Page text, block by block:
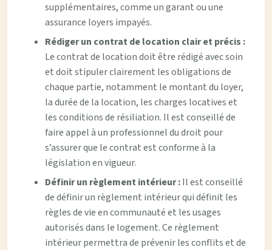
supplémentaires, comme un garant ou une
assurance loyers impayés.
Rédiger un contrat de location clair et précis :
Le contrat de location doit être rédigé avec soin
et doit stipuler clairement les obligations de
chaque partie, notamment le montant du loyer,
la durée de la location, les charges locatives et
les conditions de résiliation. Il est conseillé de
faire appel à un professionnel du droit pour
s’assurer que le contrat est conforme à la
législation en vigueur.
Définir un règlement intérieur :Il est conseillé
de définir un règlement intérieur qui définit les
règles de vie en communauté et les usages
autorisés dans le logement. Ce règlement
intérieur permettra de prévenir les conflits et de